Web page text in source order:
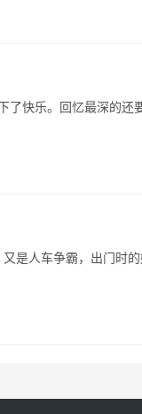
快乐。回忆最深的还
人车争霸，出门时的